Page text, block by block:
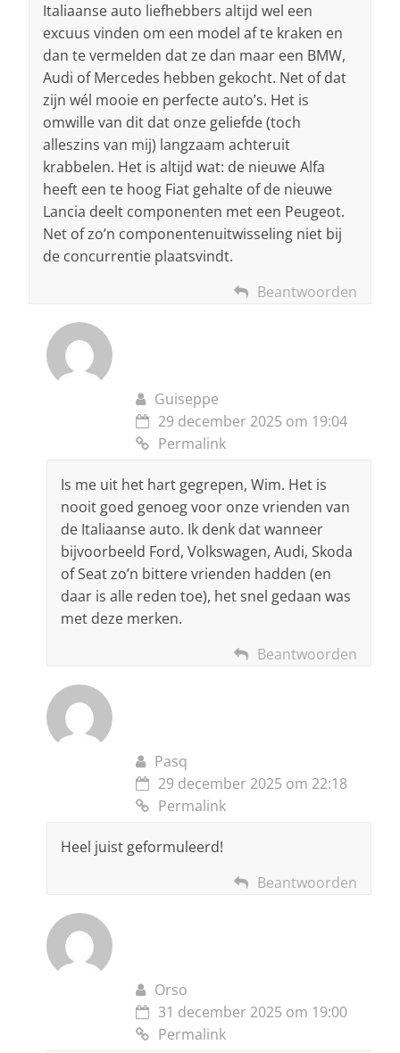
Italiaanse auto liefhebbers altijd wel een
excuus vinden om een model af te kraken en
dan te vermelden dat ze dan maar een BMW,
Audi of Mercedes hebben gekocht. Net of dat
zijn wél mooie en perfecte auto’s. Het is
omwille van dit dat onze geliefde (toch
alleszins van mij) langzaam achteruit
krabbelen. Het is altijd wat: de nieuwe Alfa
heeft een te hoog Fiat gehalte of de nieuwe
Lancia deelt componenten met een Peugeot.
Net of zo’n componentenuitwisseling niet bij
de concurrentie plaatsvindt.
Beantwoorden
Guiseppe
29 december 2025 om 19:04
Permalink
Is me uit het hart gegrepen, Wim. Het is
nooit goed genoeg voor onze vrienden van
de Italiaanse auto. Ik denk dat wanneer
bijvoorbeeld Ford, Volkswagen, Audi, Skoda
of Seat zo’n bittere vrienden hadden (en
daar is alle reden toe), het snel gedaan was
met deze merken.
Beantwoorden
Pasq
29 december 2025 om 22:18
Permalink
Heel juist geformuleerd!
Beantwoorden
Orso
31 december 2025 om 19:00
Permalink